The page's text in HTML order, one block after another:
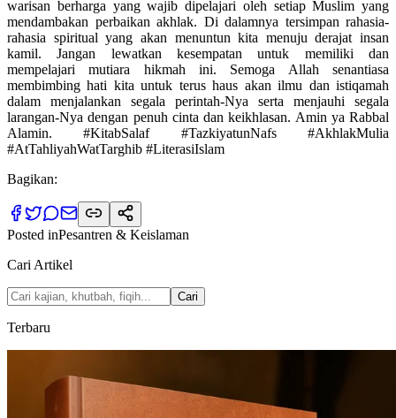
warisan berharga yang wajib dipelajari oleh setiap Muslim yang
mendambakan perbaikan akhlak. Di dalamnya tersimpan rahasia-
rahasia spiritual yang akan menuntun kita menuju derajat insan
kamil. Jangan lewatkan kesempatan untuk memiliki dan
mempelajari mutiara hikmah ini. Semoga Allah senantiasa
membimbing hati kita untuk terus haus akan ilmu dan istiqamah
dalam menjalankan segala perintah-Nya serta menjauhi segala
larangan-Nya dengan penuh cinta dan keikhlasan. Amin ya Rabbal
Alamin. #KitabSalaf #TazkiyatunNafs #AkhlakMulia
#AtTahliyahWatTarghib #LiterasiIslam
Bagikan:
Posted inPesantren & Keislaman
Cari Artikel
Cari
Terbaru